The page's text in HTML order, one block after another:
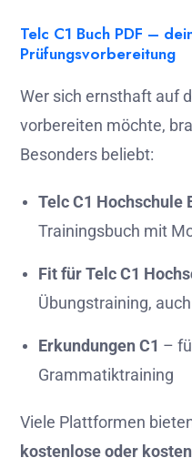
Telc C1 Buch PDF –
Prüfungsvorbereitung
Wer sich ernsthaft auf
vorbereiten möchte,
Besonders beliebt:
Telc C1 Hochschule
Trainingsbuch mit
Fit für Telc C1
Übungstraining,
Erkundungen C1 –
Grammatiktraining
Viele Plattformen
kostenlose oder